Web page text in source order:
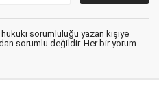
hukuki sorumluluğu yazan kişiye
sorumlu değildir. Her bir yorum